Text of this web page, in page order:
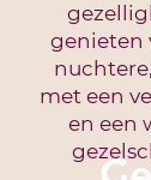
genieten
met een
en een